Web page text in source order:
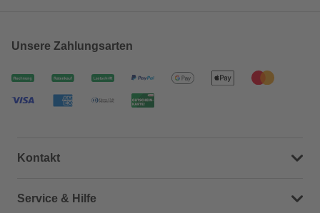
Unsere Zahlungsarten
Kontakt
Dein Kontakt zu uns
Service & Hilfe